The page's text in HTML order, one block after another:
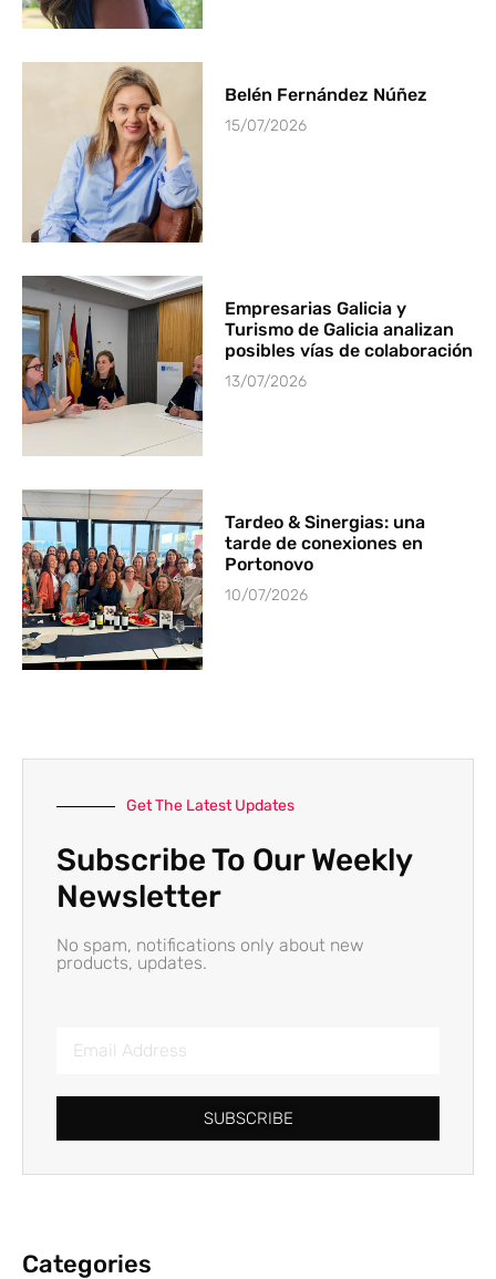
Belén Fernández Núñez
15/07/2026
Empresarias Galicia y
Turismo de Galicia analizan
posibles vías de colaboración
13/07/2026
Tardeo & Sinergias: una
tarde de conexiones en
Portonovo
10/07/2026
Get The Latest Updates
Subscribe To Our Weekly
Newsletter
No spam, notifications only about new
products, updates.
SUBSCRIBE
Categories